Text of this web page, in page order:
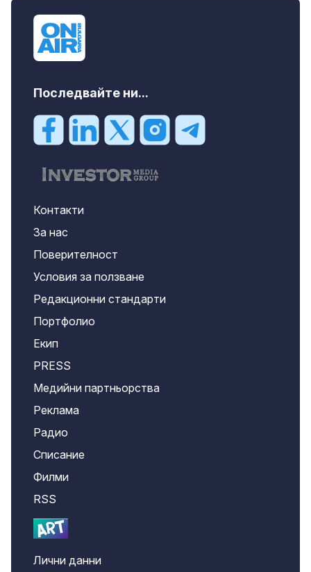
Последвайте ни...
Контакти
За нас
Поверителност
Условия за ползване
Редакционни стандарти
Портфолио
Екип
PRESS
Медийни партньорства
Реклама
Радио
Списание
Филми
RSS
Лични данни